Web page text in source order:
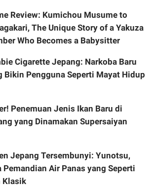
Review: Kumichou Musume to
The Unique Story of a Yakuza
Who Becomes a Babysitter
Cigarette Jepang: Narkoba Baru
Bikin Pengguna Seperti Mayat Hidup
Penemuan Jenis Ikan Baru di
yang Dinamakan Supersaiyan
Jepang Tersembunyi: Yunotsu,
Pemandian Air Panas yang Seperti
Klasik